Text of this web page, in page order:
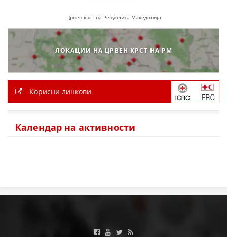
Црвен крст на Република Македонија
ЛОКАЦИИ НА ЦРВЕН КРСТ НА РМ
Корисни линкови
Календар на активности